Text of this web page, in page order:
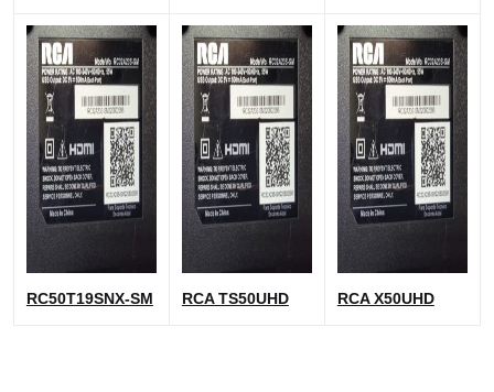
RC50T19SNX-SM RCA TS50UHD RCA X50UHD